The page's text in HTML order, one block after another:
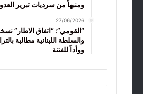
ومنبهاً من سرديات تبرير
27/06/2026
والسلطة اللبنانية مطالبة
ووأداً للفتنة